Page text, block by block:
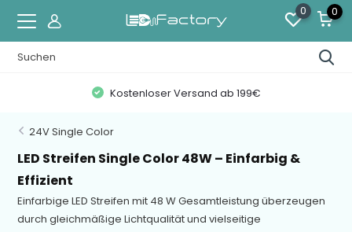
0 0
Kostenloser Versand ab 199€
24V Single Color
LED Streifen Single Color 48W – Einfarbig &
Effizient
Einfarbige LED Streifen mit 48 W Gesamtleistung überzeugen
durch gleichmäßige Lichtqualität und vielseitige